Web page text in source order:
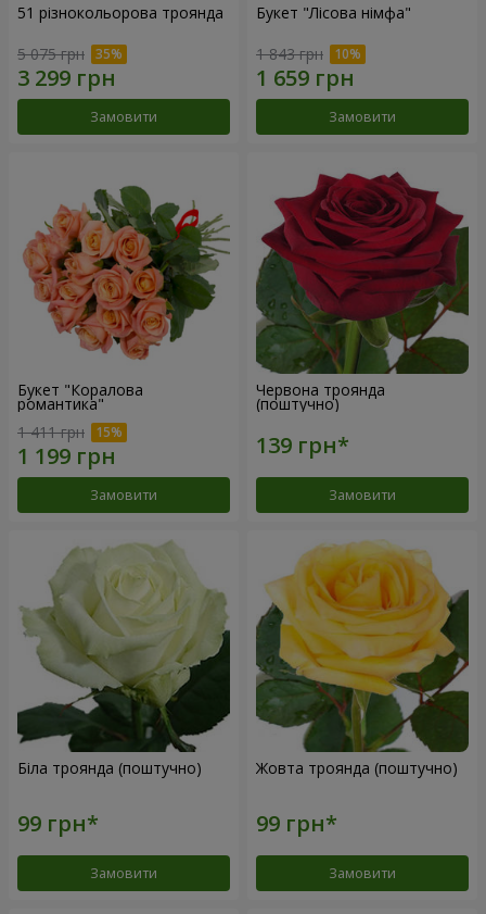
51 різнокольорова троянда
5 075 грн
Замовити
Букет "Лісова німфа"
1 843 грн
Замовити
Букет "Коралова
романтика"
1 411 грн
Замовити
Червона троянда
(поштучно)
Замовити
Біла троянда (поштучно)
Замовити
Жовта троянда (поштучно)
Замовити